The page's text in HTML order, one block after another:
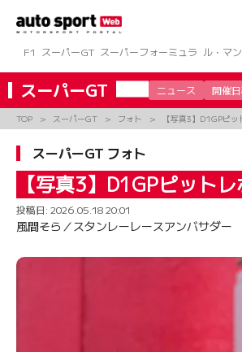
ツ
へ
ス
キ
ッ
F1
スーパーGT スーパーフォーミュラ ル・マ
スーパーGT ニュース 開催
TOP スーパーGT フォト 【写真3】D1GPピ
スーパーGT フォト
【写真3】D1GPピット
投稿日: 2026.05.18 20:01
風間そら／スタンレーレースアンバサダー